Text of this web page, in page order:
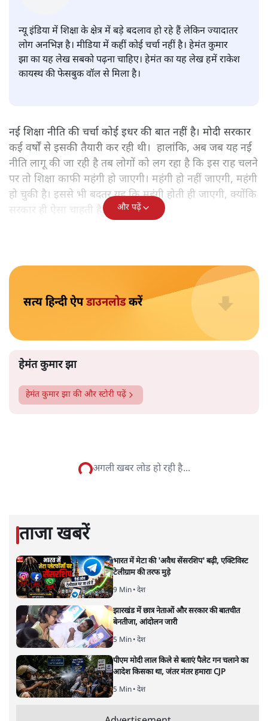
न्यू इंडिया में शिक्षा के क्षेत्र में बड़े बदलाव हो रहे हैं लेकिन ज्यादातर
लोग अनभिज्ञ है। मीडिया में कहीं कोई चर्चा नहीं है। हेमंत कुमार
झा का यह लेख सबको पढ़ना चाहिए। हेमंत का यह लेख हमें राकेश
कायस्थ की फेसबुक वॉल से मिला है।
नई शिक्षा नीति की चर्चा कोई इधर की बात नहीं है। मोदी सरकार
कई वर्षों से इसकी तैयारी कर रही थी। हालांकि, अब जब यह नई
नीति लागू की जा रही है तब लोगों को लग रहा है कि इस राह चलने
पर तो शिक्षा काफी महंगी हो जाएगी। महंगी हो नहीं जाएगी, महंगी
हो चुकी है। इससे भी बदतर यह कि महंगी होती ही जाएगी, क्योंकि
सत्य हिन्दी ऐपडाउनलोड करें
हेमंत कुमार झा
हेमंत कुमार झाकी और स्टोरी पढ़ें
एक और आंदोलन की भ्रूण हत्या!
विचार| राकेश अचल| 29 MAR, 2025